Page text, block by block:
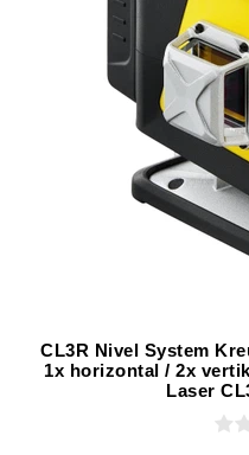
CL3R Nivel System
1x horizontal / 2x
Laser